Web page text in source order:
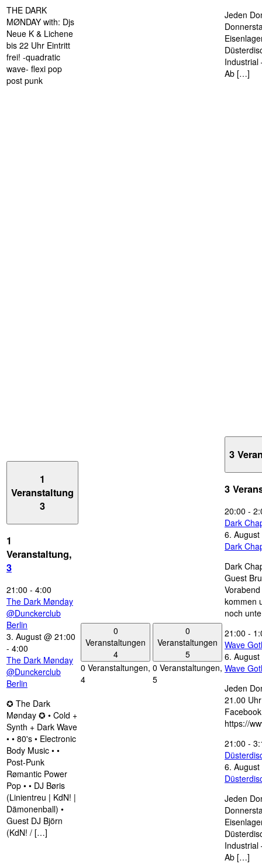
THE DARK
MØNDAY with: Djs
Neue K & Lichene
bis 22 Uhr Eintritt
frei! -quadratic
wave- flexi pop
post punk
Jeden
Industrial
Ab […]
1
Veranstaltung
3
1
Veranstaltung,
3
21:00 - 4:00
The Dark Mønday
@Dunckerclub
Berlin
3. August @ 21:00
- 4:00
The Dark Mønday
@Dunckerclub
Berlin
✪ The Dark
Mønday ✪ • Cold +
Synth + Dark Wave
• • 80's • Electronic
Body Music • •
Post-Punk
Rømantic Power
Pop • • DJ Børis
(Linientreu | KdN! |
Dämonenball) •
Guest DJ Björn
(KdN! / […]
0
Veranstaltungen
4
0 Veranstaltungen,
4
0
Veranstaltungen
5
0 Veranstaltungen,
5
3
3
20:00 -
Dark
6.
Dark
Dark
Guest
kommen
noch
21:00 -
Wave
6.
Wave
Jeden
21.00
https://
21:00 -
6.
Jeden
Industrial
Ab […]